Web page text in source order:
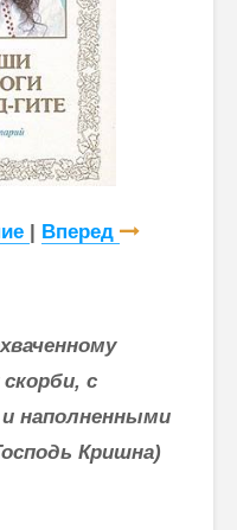
| Вперед
с
наполненными
Кришна)